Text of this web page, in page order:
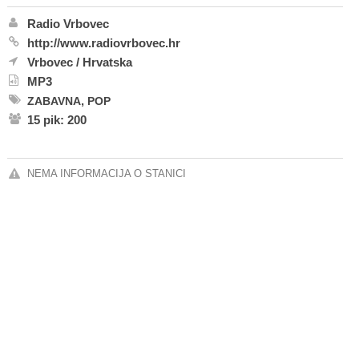
Radio Vrbovec
http://www.radiovrbovec.hr
Vrbovec / Hrvatska
MP3
ZABAVNA, POP
15 pik: 200
NEMA INFORMACIJA O STANICI